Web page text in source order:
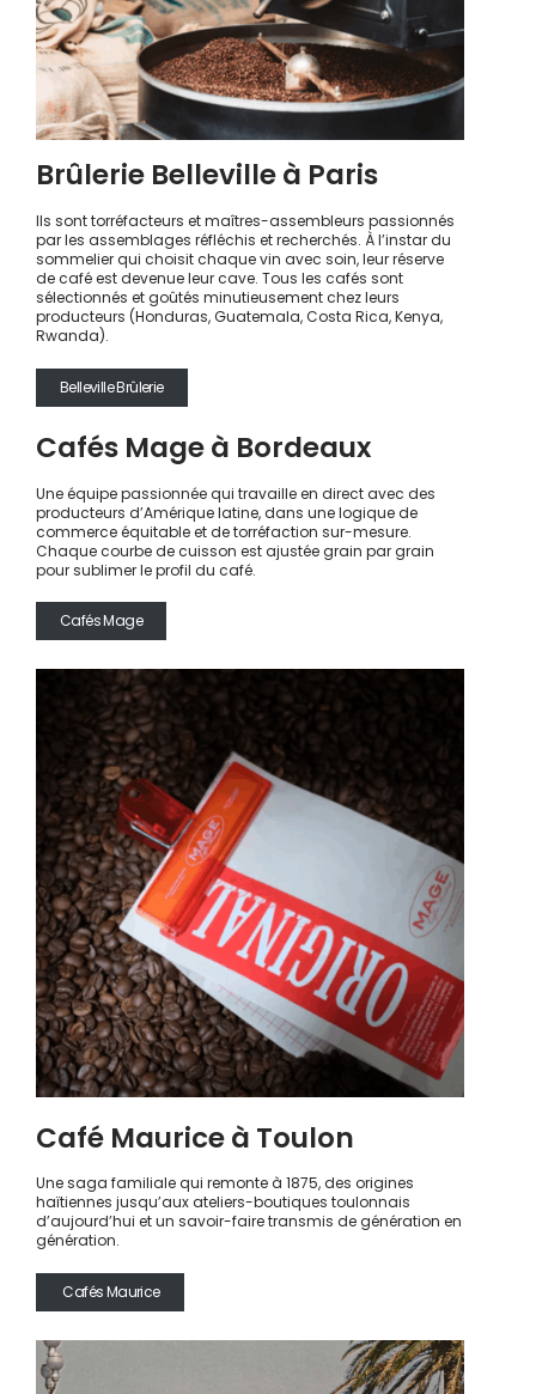
Brûlerie Belleville à Paris
Ils sont torréfacteurs et maîtres-assembleurs passionnés
par les assemblages réfléchis et recherchés. À l’instar du
sommelier qui choisit chaque vin avec soin, leur réserve
de café est devenue leur cave. Tous les cafés sont
sélectionnés et goûtés minutieusement chez leurs
producteurs (Honduras, Guatemala, Costa Rica, Kenya,
Rwanda).
Belleville Brûlerie
Cafés Mage à Bordeaux
Une équipe passionnée qui travaille en direct avec des
producteurs d’Amérique latine, dans une logique de
commerce équitable et de torréfaction sur-mesure.
Chaque courbe de cuisson est ajustée grain par grain
pour sublimer le profil du café.
Cafés Mage
Café Maurice à Toulon
Une saga familiale qui remonte à 1875, des origines
haïtiennes jusqu’aux ateliers-boutiques toulonnais
d’aujourd’hui et un savoir-faire transmis de génération en
génération.
Cafés Maurice